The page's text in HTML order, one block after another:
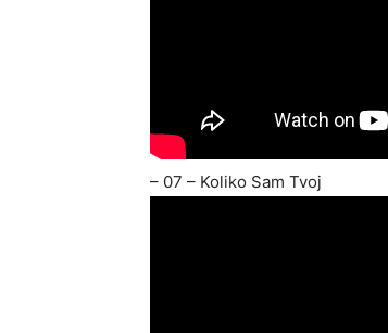
– 07 – Koliko Sam Tvoj